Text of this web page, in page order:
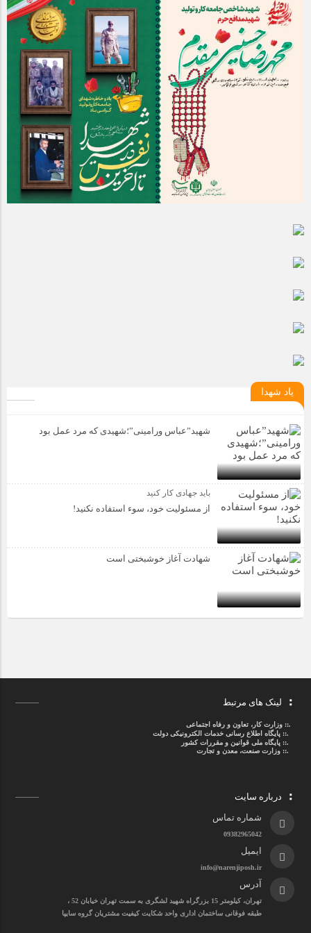
مراسم بزرگداشت سالروز آزادسازی خرمشهر در شرکت پارس خودرو
برگزار شد
مراسم گرامیداشت سالروز آزادسازی خرمشهر در نمازخانه فاطمیه
مگاموتور
تیم شهدای مگاموتور در بزرگترین مسابقات گل کوچک جهان شرکت
یاد شهدا
شهید”عباس ورامینی”؛شهیدی که مرد عمل بود
باید جهادی کار کنید
از مسئولیت خود، سوء استفاده نکنید!
شهادت آغاز خوشبختی است
لینک های مرتبط
.::وزارت کار، تعاون و رفاه اجتماعی
.::پایگاه اطلاع رسانی خدمات الکترونیکی دولت
.::پایگاه ملی قوانین و مقررات کشور
.:: وزارت صنعت، معدن و تجارت
درباره سایت
شماره تماس
09382965042
ایمیل
info@narenjiposh.ir
آدرس
تهران، کیلومتر 15 بزرگراه شهید لشگری به سمت تهران خیابان 52 ،
طبقه فوقانی ساختمان اداری واحد شکایت کیفیت مشتریان گروه سایپا